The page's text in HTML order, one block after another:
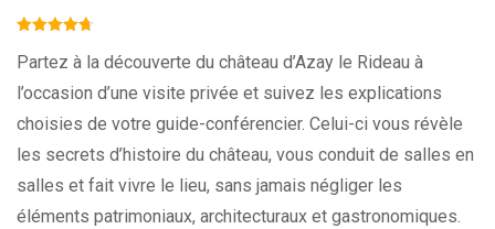
Partez à la découverte du château d’Azay le Rideau à
l’occasion d’une visite privée et suivez les explications
choisies de votre guide-conférencier. Celui-ci vous révèle
les secrets d’histoire du château, vous conduit de salles en
salles et fait vivre le lieu, sans jamais négliger les
éléments patrimoniaux, architecturaux et gastronomiques.